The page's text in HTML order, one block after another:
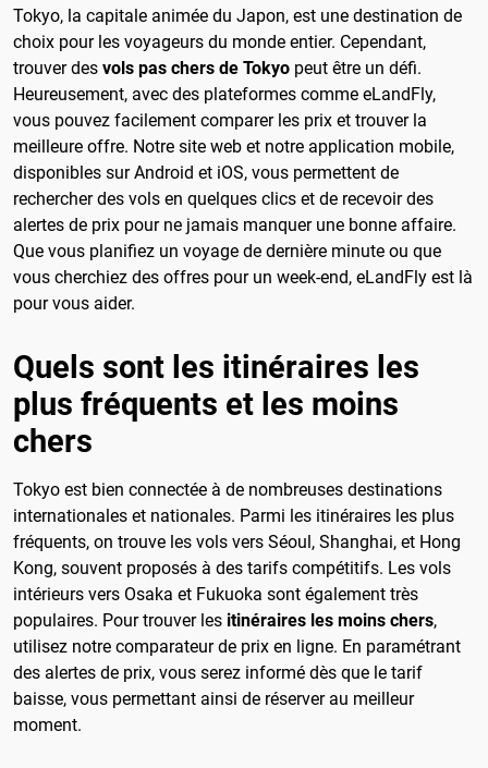
Tokyo, la capitale animée du Japon, est une destination de
choix pour les voyageurs du monde entier. Cependant,
trouver des vols pas chers de Tokyo peut être un défi.
Heureusement, avec des plateformes comme eLandFly,
vous pouvez facilement comparer les prix et trouver la
meilleure offre. Notre site web et notre application mobile,
disponibles sur Android et iOS, vous permettent de
rechercher des vols en quelques clics et de recevoir des
alertes de prix pour ne jamais manquer une bonne affaire.
Que vous planifiez un voyage de dernière minute ou que
vous cherchiez des offres pour un week-end, eLandFly est là
pour vous aider.
Quels sont les itinéraires les
plus fréquents et les moins
chers
Tokyo est bien connectée à de nombreuses destinations
internationales et nationales. Parmi les itinéraires les plus
fréquents, on trouve les vols vers Séoul, Shanghai, et Hong
Kong, souvent proposés à des tarifs compétitifs. Les vols
intérieurs vers Osaka et Fukuoka sont également très
populaires. Pour trouver les itinéraires les moins chers,
utilisez notre comparateur de prix en ligne. En paramétrant
des alertes de prix, vous serez informé dès que le tarif
baisse, vous permettant ainsi de réserver au meilleur
moment.